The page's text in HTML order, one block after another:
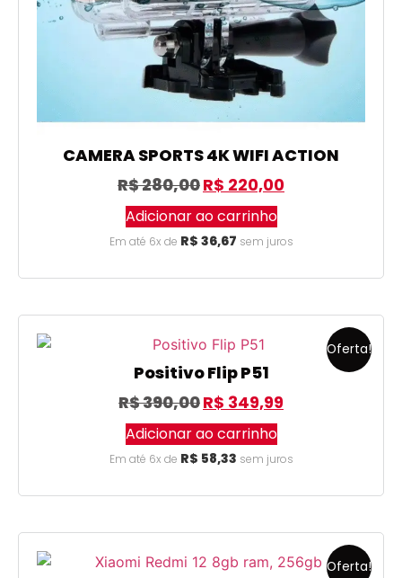
CAMERA SPORTS 4K WIFI ACTION
R$280,00R$ 220,00
Adicionar ao carrinho
Em até 6x de R$ 36,67 sem juros
Oferta!
Positivo Flip P51
R$390,00R$ 349,99
Adicionar ao carrinho
Em até 6x de R$ 58,33 sem juros
Oferta!